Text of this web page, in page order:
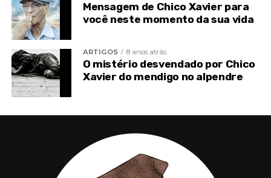
Mensagem de Chico Xavier para
você neste momento da sua vida
ARTIGOS 8 anos atrás
O mistério desvendado por Chico
Xavier do mendigo no alpendre